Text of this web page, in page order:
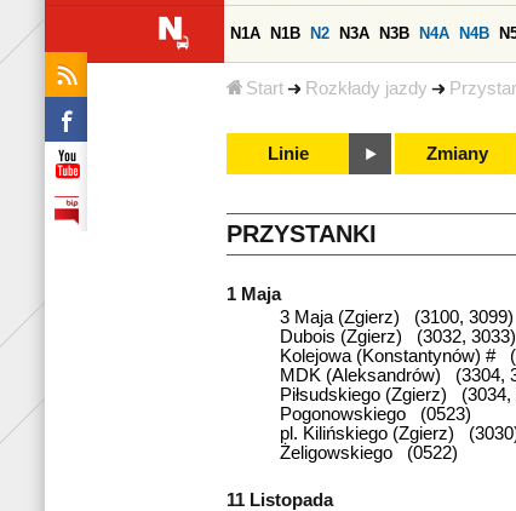
Start Rozkłady jazdy
N1A N1B N2 N3A N3B N4A N4B
Linie Zmiany
PRZYSTANKI
1 Maja
3 Maja (Zgierz) (3100, 3099)
Dubois (Zgierz) (3032, 3033)
Kolejowa (Konstantynów) #
MDK (Aleksandrów) (3304,
Piłsudskiego (Zgierz) (3034,
Pogonowskiego (0523)
pl. Kilińskiego (Zgierz)
Żeligowskiego (0522)
11 Listopada